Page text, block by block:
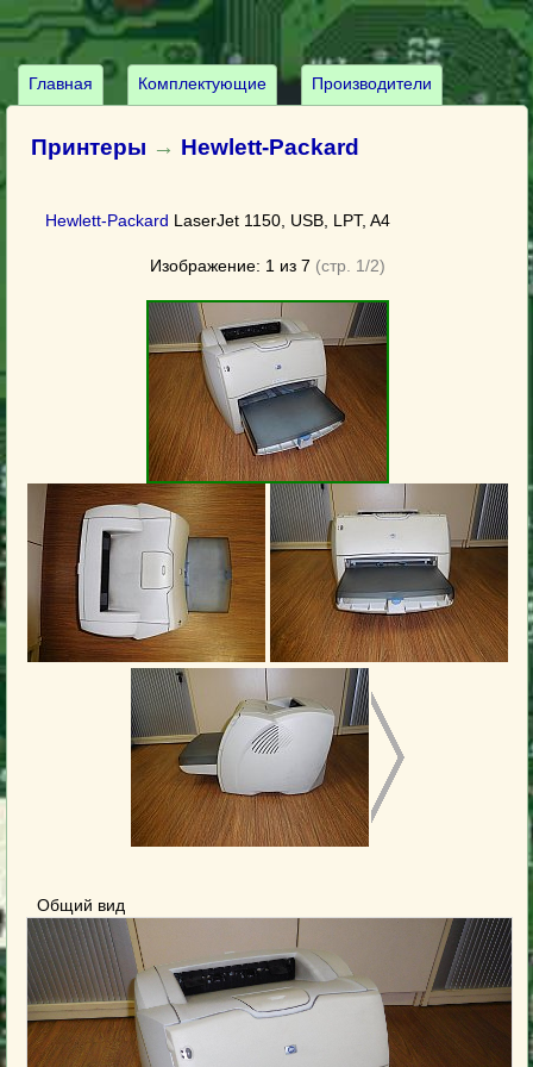
Главная Комплектующие Производители
Принтеры → Hewlett-Packard
Hewlett-Packard LaserJet 1150, USB, LPT, A4
Изображение: 1 из 7 (стр. 1/2)
Общий вид